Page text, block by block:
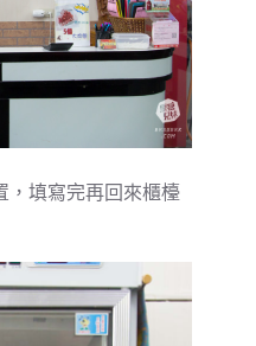
，填寫完再回來櫃檯